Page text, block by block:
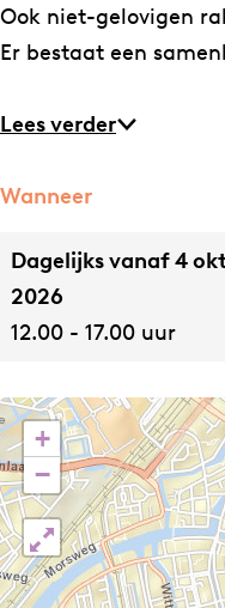
Ook niet-gelovigen
Er bestaat een
Lees verder
Wanneer
Dagelijks vanaf 4
2026
12.00 - 17.00 uur
+
−